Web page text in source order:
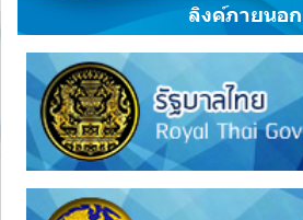
ลิงค์ภายนอก